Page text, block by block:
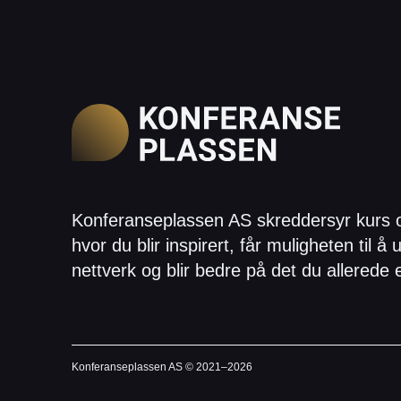
Konferanseplassen AS skreddersyr kurs
hvor du blir inspirert, får muligheten til å
nettverk og blir bedre på det du allerede
Konferanseplassen AS © 2021–2026